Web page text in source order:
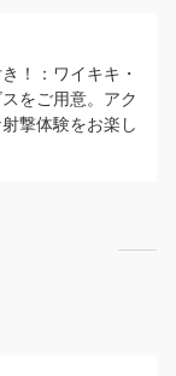
！：ワイキキ・
をご用意。アク
撃体験をお楽し